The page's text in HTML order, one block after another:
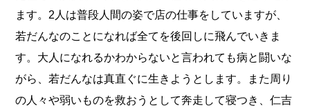
ます。2人は普段人間の姿で店の仕事をしていますが、
若だんなのことになれば全てを後回しに飛んでいきま
す。大人になれるかわからないと言われても病と闘いな
がら、若だんなは真直ぐに生きようとします。また周り
の人々や弱いものを救おうとして奔走して寝つき、仁吉